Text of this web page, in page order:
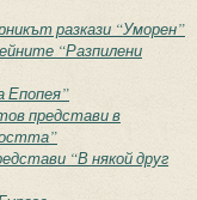
разкази “Уморен”
“Разпилени
Епопея”
представи в
“В някой друг